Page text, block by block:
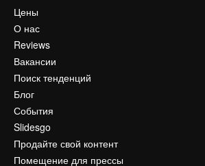
Цены
О нас
Reviews
Вакансии
Поиск тенденций
Блог
События
Slidesgo
Продайте свой контент
Помещение для прессы